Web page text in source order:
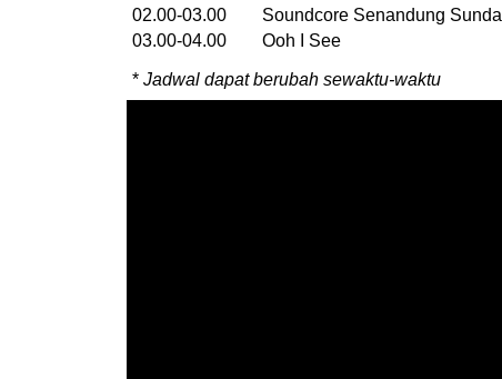
02.00-03.00 Soundcore Senandung Sunda
03.00-04.00 Ooh I See
* Jadwal dapat berubah sewaktu-waktu